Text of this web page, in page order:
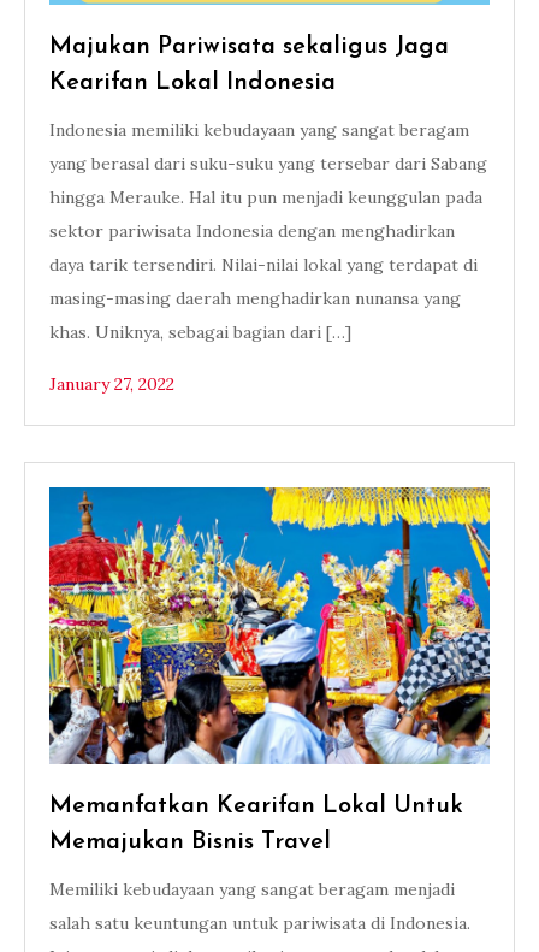
Majukan Pariwisata sekaligus Jaga
Kearifan Lokal Indonesia
Indonesia memiliki kebudayaan yang sangat beragam
yang berasal dari suku-suku yang tersebar dari Sabang
hingga Merauke. Hal itu pun menjadi keunggulan pada
sektor pariwisata Indonesia dengan menghadirkan
daya tarik tersendiri. Nilai-nilai lokal yang terdapat di
masing-masing daerah menghadirkan nunansa yang
khas. Uniknya, sebagai bagian dari […]
January 27, 2022
Memanfatkan Kearifan Lokal Untuk
Memajukan Bisnis Travel
Memiliki kebudayaan yang sangat beragam menjadi
salah satu keuntungan untuk pariwisata di Indonesia.